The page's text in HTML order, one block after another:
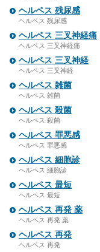
ヘルペス 残尿感
ヘルペス 残尿感
ヘルペス 三叉神経痛
ヘルペス 三叉神経痛
ヘルペス 三叉神経
ヘルペス 三叉神経
ヘルペス 雑菌
ヘルペス 雑菌
ヘルペス 殺菌
ヘルペス 殺菌
ヘルペス 罪悪感
ヘルペス 罪悪感
ヘルペス 細胞診
ヘルペス 細胞診
ヘルペス 最短
ヘルペス 最短
ヘルペス 再発 薬
ヘルペス 再発 薬
ヘルペス 再発
ヘルペス 再発